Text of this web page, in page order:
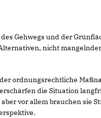
Gehwegs und der
nicht
ordnungsrechtliche
die Situation
vor allem brauchen sie